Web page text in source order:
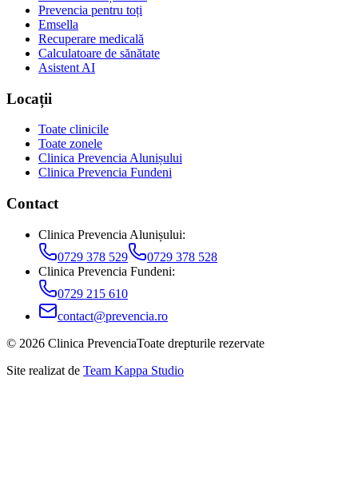
Prevencia pentru toți
Emsella
Recuperare medicală
Calculatoare de sănătate
Asistent AI
Locații
Toate clinicile
Toate zonele
Clinica Prevencia Alunișului
Clinica Prevencia Fundeni
Contact
Clinica Prevencia Alunișului:
0729 378 529
0729 378 528
Clinica Prevencia Fundeni:
0729 215 610
contact@prevencia.ro
© 2026 Clinica PrevenciaToate drepturile rezervate
Site realizat de Team Kappa Studio